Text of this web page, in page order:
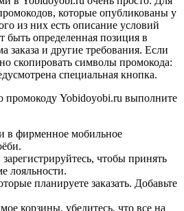
которые опубликованы у
из них есть описание условий
быть определенная позиция в
и другие требования. Eсли
скопировать символы промокода:
специальная кнопка.
промокоду Yobidoyobi.ru выполните
в фирменное мобильное
чтобы принять
лояльности.
планируете заказать. Добавьте
корзины, убедитесь, что все на